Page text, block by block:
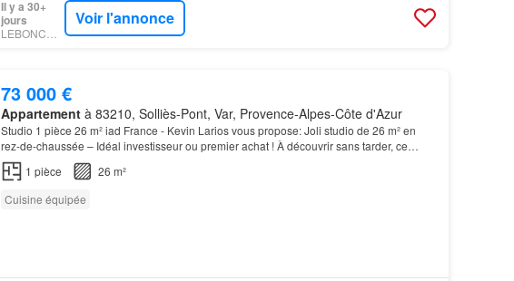
Il y a 30+
jours
LEBONCOIN
Voir l'annonce
73 000 €
Appartementà 83210, Solliès-Pont, Var, Provence-Alpes-Côte d'Azur
Studio 1 pièce 26 m² iad France - Kevin Larios vous propose: Joli studio de 26 m² en
rez-de-chaussée – Idéal investisseur ou premier achat ! À découvrir sans tarder, ce
charmant studio de 26 m² situé en rez-de-chaussée d’une…
1 pièce
26 m²
Cuisine équipée